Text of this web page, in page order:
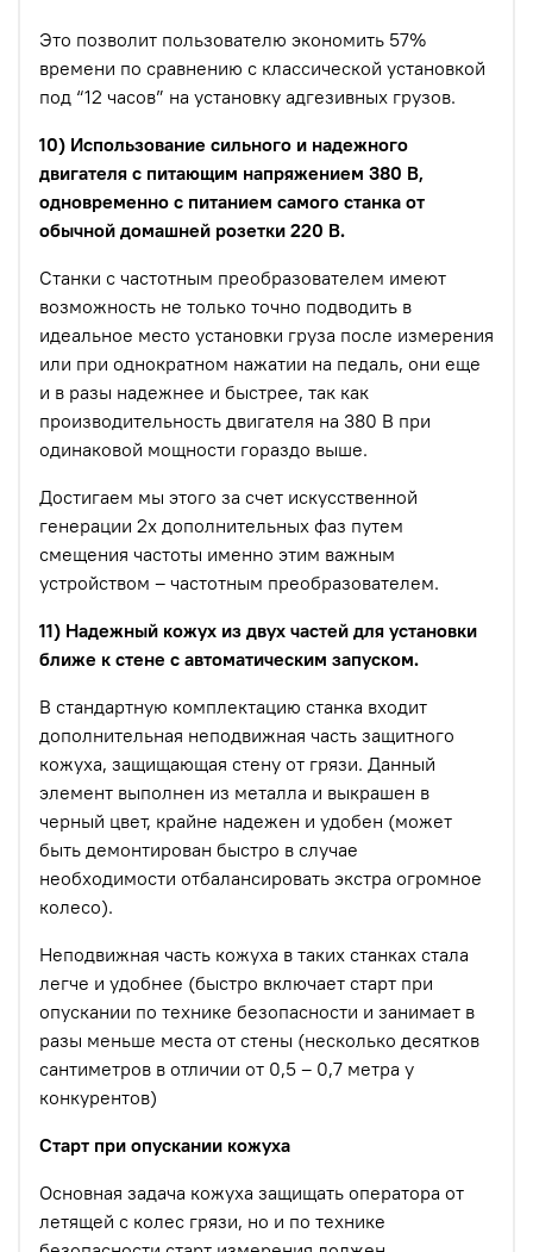
Это позволит пользователю экономить 57%
времени по сравнению с классической установкой
под “12 часов” на установку адгезивных грузов.
10) Использование сильного и надежного
двигателя с питающим напряжением 380 В,
одновременно с питанием самого станка от
обычной домашней розетки 220 В.
Станки с частотным преобразователем имеют
возможность не только точно подводить в
идеальное место установки груза после измерения
или при однократном нажатии на педаль, они еще
и в разы надежнее и быстрее, так как
производительность двигателя на 380 В при
одинаковой мощности гораздо выше.
Достигаем мы этого за счет искусственной
генерации 2х дополнительных фаз путем
смещения частоты именно этим важным
устройством – частотным преобразователем.
11) Надежный кожух из двух частей для установки
ближе к стене с автоматическим запуском.
В стандартную комплектацию станка входит
дополнительная неподвижная часть защитного
кожуха, защищающая стену от грязи. Данный
элемент выполнен из металла и выкрашен в
черный цвет, крайне надежен и удобен (может
быть демонтирован быстро в случае
необходимости отбалансировать экстра огромное
колесо).
Неподвижная часть кожуха в таких станках стала
легче и удобнее (быстро включает старт при
опускании по технике безопасности и занимает в
разы меньше места от стены (несколько десятков
сантиметров в отличии от 0,5 – 0,7 метра у
конкурентов)
Старт при опускании кожуха
Основная задача кожуха защищать оператора от
летящей с колес грязи, но и по технике